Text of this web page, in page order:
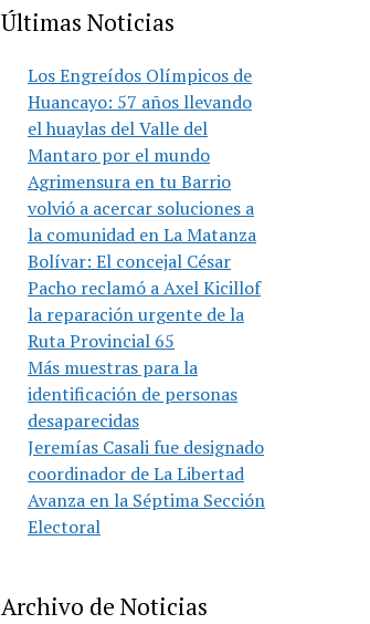
Últimas Noticias
Los Engreídos Olímpicos de
Huancayo: 57 años llevando
el huaylas del Valle del
Mantaro por el mundo
Agrimensura en tu Barrio
volvió a acercar soluciones a
la comunidad en La Matanza
Bolívar: El concejal César
Pacho reclamó a Axel Kicillof
la reparación urgente de la
Ruta Provincial 65
Más muestras para la
identificación de personas
desaparecidas
Jeremías Casali fue designado
coordinador de La Libertad
Avanza en la Séptima Sección
Electoral
Archivo de Noticias